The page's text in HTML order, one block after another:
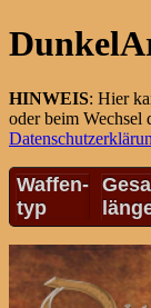
HINWEIS: Hier
oder beim Wechsel
Waffen-
typ